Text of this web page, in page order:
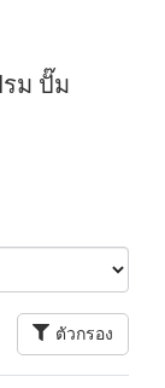
ม ปั๊ม
ตัวกรอง